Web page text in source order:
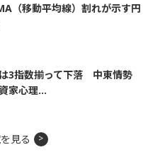
（移動平均線）割れが示す円
は3指数揃って下落 中東情勢
家心理...
見る